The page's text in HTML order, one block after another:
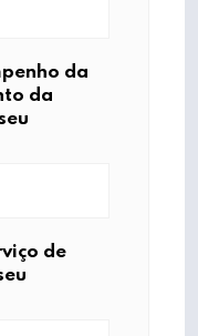
da
da
de